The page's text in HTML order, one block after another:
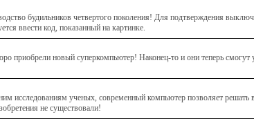
будильников четвертого поколения! Для подтверждения
ввести код, показанный на картинке.
приобрели новый суперкомпьютер! Наконец-то и они теперь смогут
исследованиям ученых, современный компьютер позволяет решать
не существовали!